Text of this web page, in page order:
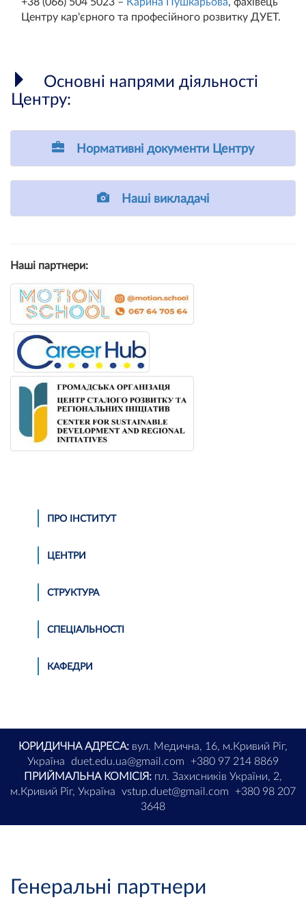
Центру кар'єрного та професійного розвитку ДУЕТ.
Основні напрями діяльності
Центру:
Нормативні документи Центру
Наші викладачі
Наші партнери:
ПРО ІНСТИТУТ
ЦЕНТРИ
СТРУКТУРА
СПЕЦІАЛЬНОСТІ
КАФЕДРИ
ЮРИДИЧНА АДРЕСА: вул. Медична, 16, м.Кривий Ріг,
Україна
duet.edu.ua@gmail.com
+380 97 214 8869
ПРИЙМАЛЬНА КОМІСІЯ: пл. Захисників України, 2,
м.Кривий Ріг, Україна
vstup.duet@gmail.com
+380 98 207
3648
Генеральні партнери